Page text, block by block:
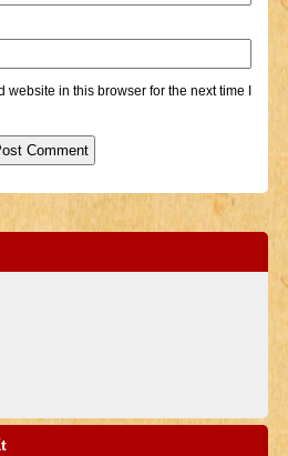
in this browser for the next time I